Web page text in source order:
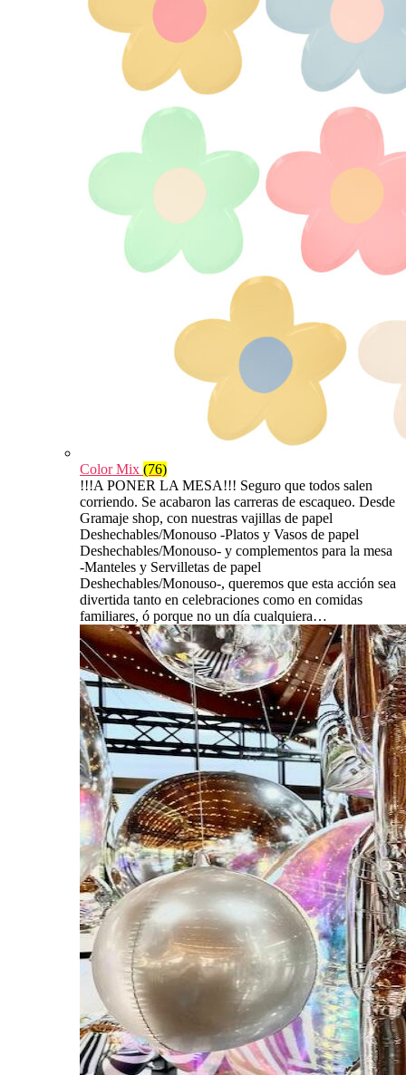
Color Mix (76)
!!!A PONER LA MESA!!! Seguro que todos salen
corriendo. Se acabaron las carreras de escaqueo. Desde
Gramaje shop, con nuestras vajillas de papel
Deshechables/Monouso -Platos y Vasos de papel
Deshechables/Monouso- y complementos para la mesa
-Manteles y Servilletas de papel
Deshechables/Monouso-, queremos que esta acción sea
divertida tanto en celebraciones como en comidas
familiares, ó porque no un día cualquiera…